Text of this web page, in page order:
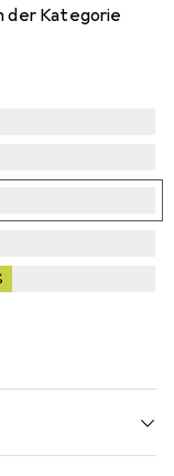
der Kategorie